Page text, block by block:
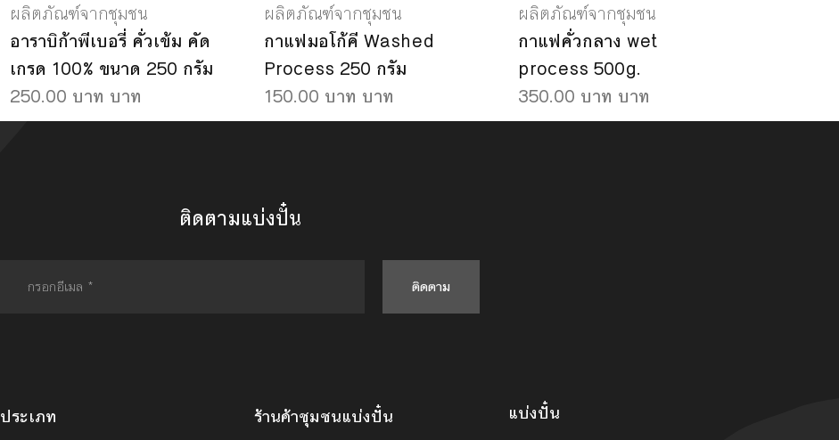
ผลิตภัณฑ์จากชุมชน
อาราบิก้าพีเบอรี่ คั่วเข้ม คัด
เกรด 100% ขนาด 250 กรัม
250.00 บาท บาท
ผลิตภัณฑ์จากชุมชน
กาแฟมอโก้คี Washed
Process 250 กรัม
150.00 บาท บาท
ผลิตภัณฑ์จากชุมชน
กาแฟคั่วกลาง wet
process 500g.
350.00 บาท บาท
ติดตามแบ่งปั๋น
ติดตาม
ประเภท ร้านค้าชุมชนแบ่งปั๋น
แบ่งปั๋น